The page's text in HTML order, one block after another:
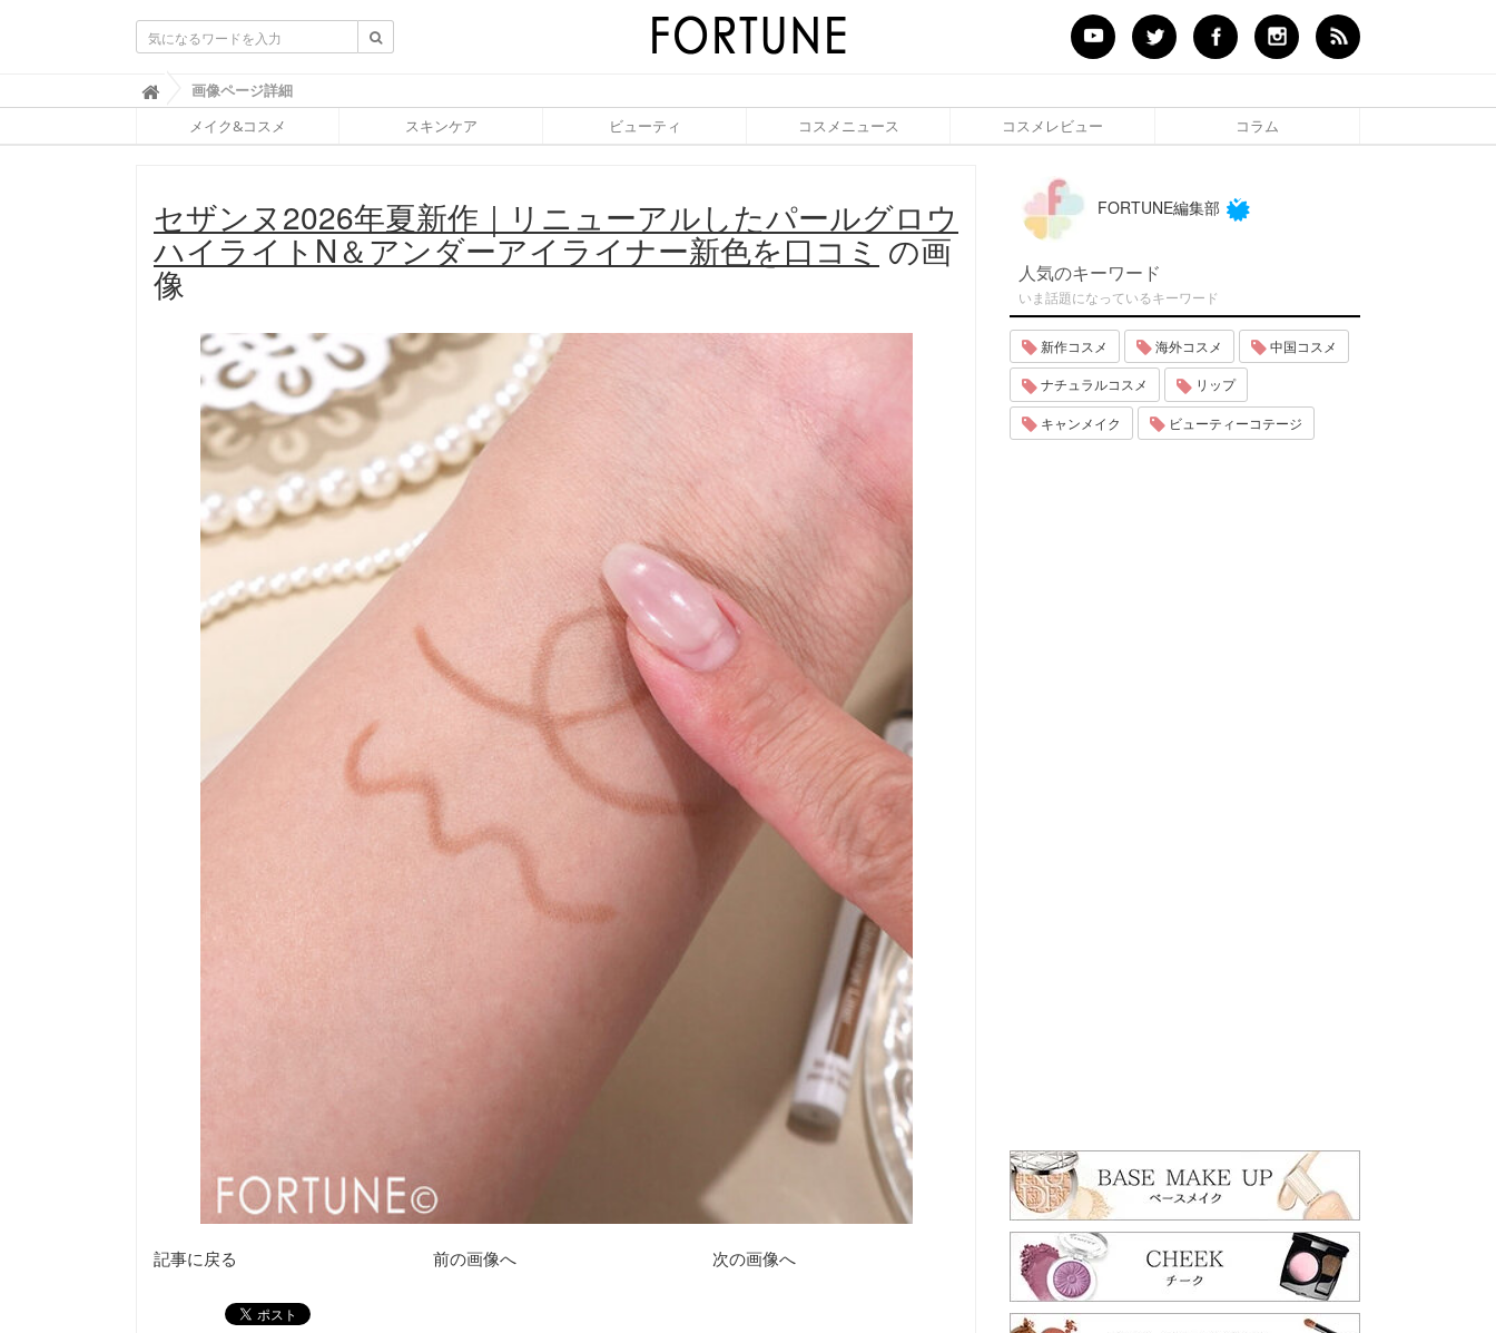
ふ
ぉ
ち
F
O
R
T
画像ページ詳細
メイク&コスメ スキンケア ビューティ コスメニュース コスメレビュー コラム
セザンヌ2026年夏新作｜リニューアルしたパールグロウ
ハイライトN＆アンダーアイライナー新色を口コミ の画
像
記事に戻る 前の画像へ 次の画像へ
FORTUNE編集部
人気のキーワード
いま話題になっているキーワード
新作コスメ 海外コスメ 中国コスメ
ナチュラルコスメ リップ
キャンメイク ビューティーコテージ